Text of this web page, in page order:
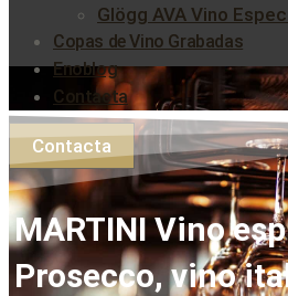
Glögg AVA Vino
Copas de Vino Grabadas
Enoblog
Contacta
Contacta
MARTINI Vino
Prosecco, vino